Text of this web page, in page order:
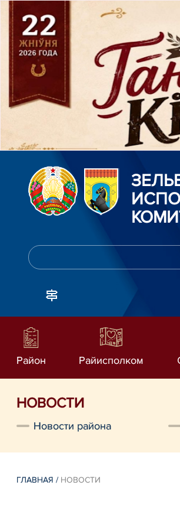
Район Райисполком
НОВОСТИ
Новости района
ГЛАВНАЯ / НОВОСТИ